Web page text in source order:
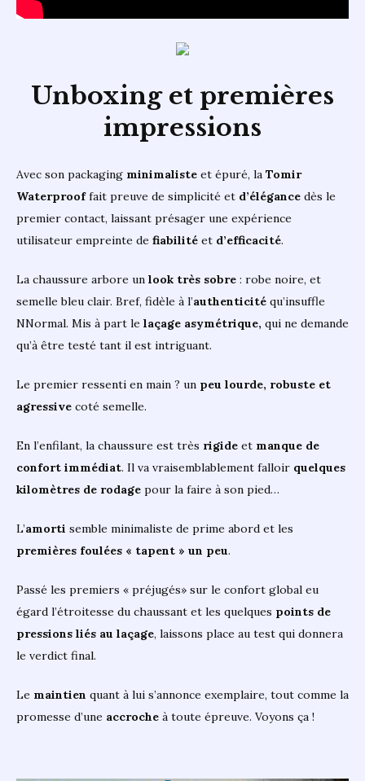
Unboxing et premières
impressions
Avec son packaging minimaliste et épuré, la Tomir
Waterprooffait preuve de simplicité et d’élégance dès le
premier contact, laissant présager une expérience
utilisateur empreinte de fiabilité et d’efficacité.
La chaussure arbore un look très sobre : robe noire, et
semelle bleu clair. Bref, fidèle à l’authenticité qu’insuffle
NNormal. Mis à part le laçage asymétrique, qui ne demande
qu’à être testé tant il est intriguant.
Le premier ressenti en main ? un peu lourde, robuste et
agressive coté semelle.
En l’enfilant, la chaussure est très rigide et manque de
confort immédiat. Il va vraisemblablement falloir quelques
kilomètres de rodage pour la faire à son pied…
L’amorti semble minimaliste de prime abord et les
premières foulées « tapent » un peu.
Passé les premiers « préjugés» sur le confort global eu
égard l’étroitesse du chaussant et les quelques points de
pressions liés au laçage, laissons place au test qui donnera
le verdict final.
Le maintien quant à lui s’annonce exemplaire, tout comme la
promesse d’une accroche à toute épreuve. Voyons ça !